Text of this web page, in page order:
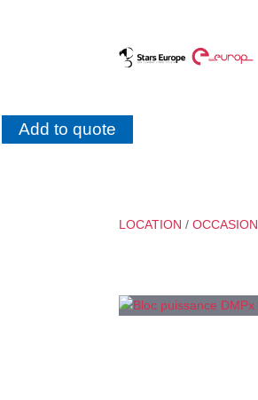
Add to quote
LOCATION /OCCASION